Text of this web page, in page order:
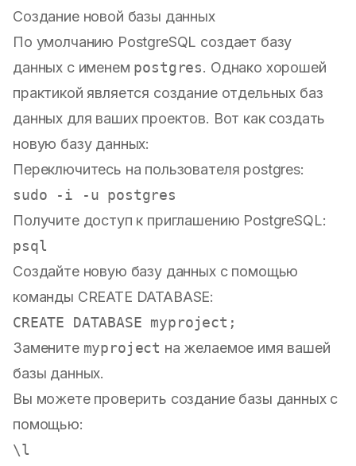
Создание новой базы данных
По умолчанию PostgreSQL создает базу
данных с именем postgres. Однако хорошей
практикой является создание отдельных баз
данных для ваших проектов. Вот как создать
новую базу данных:
Переключитесь на пользователя postgres:
sudo
Получите доступ к приглашению PostgreSQL:
Создайте новую базу данных с помощью
команды CREATE DATABASE:
CREATE
Замените myproject на желаемое имя вашей
базы данных.
Вы можете проверить создание базы данных с
помощью: